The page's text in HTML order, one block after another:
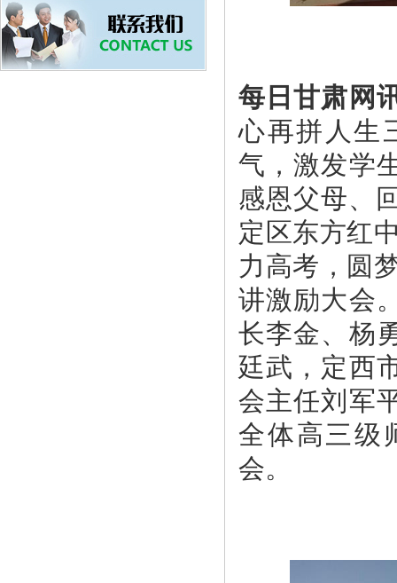
每日甘肃网
心再拼人生
气，激发学
感恩父母、
定区东方红
力高考，圆
讲激励大会
长李金、杨
廷武，定西
会主任刘军
全体高三级
会。